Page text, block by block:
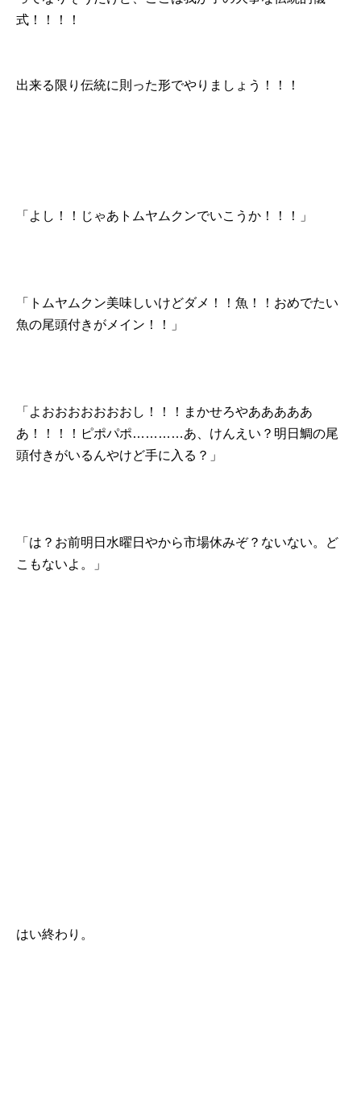
式！！！！
出来る限り伝統に則った形でやりましょう！！！
「よし！！じゃあトムヤムクンでいこうか！！！」
「トムヤムクン美味しいけどダメ！！魚！！おめでたい
魚の尾頭付きがメイン！！」
「よおおおおおおおし！！！まかせろやあああああ
あ！！！！ピポパポ…………あ、けんえい？明日鯛の尾
頭付きがいるんやけど手に入る？」
「は？お前明日水曜日やから市場休みぞ？ないない。ど
こもないよ。」
はい終わり。